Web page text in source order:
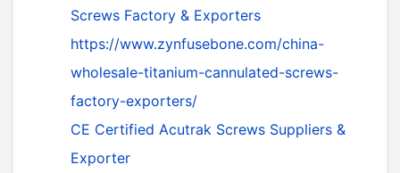
Screws Factory & Exporters
https://www.zynfusebone.com/china-
wholesale-titanium-cannulated-screws-
factory-exporters/
CE Certified Acutrak Screws Suppliers &
Exporter